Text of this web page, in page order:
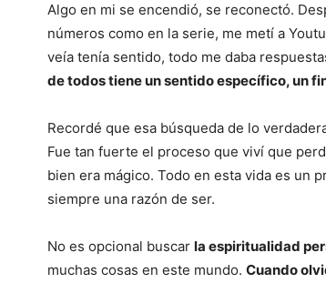
Algo en mi se encendió, se reconectó.
números como en la serie, me metí a
veía tenía sentido, todo me daba
de todos tiene un sentido específico, un
Recordé que esa búsqueda de lo
Fue tan fuerte el proceso que viví que
bien era mágico. Todo en esta vida es un
siempre una razón de ser.
No es opcional buscar la espiritualidad
muchas cosas en este mundo. Cuando